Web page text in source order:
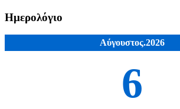
Ημερολόγιο
Αύγουστος.2026
6